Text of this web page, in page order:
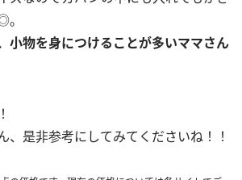
小物を身につけることが多いママさん
、是非参考にしてみてくださいね！！